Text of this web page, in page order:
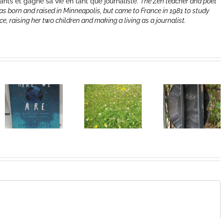
born and raised in Minneapolis, but came to France in 1981 to study
raising her two children and making a living as a journalist.
Heart of
Life/Coeur
de la vie: Day
Heart of
Life/Coeur
de la vie: Day